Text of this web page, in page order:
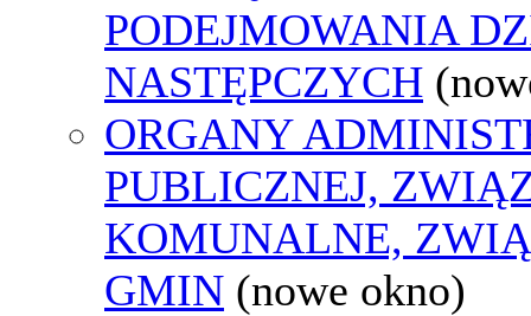
PODEJMOWANIA
NASTĘPCZYCH
ORGANY
PUBLICZNEJ,
KOMUNALNE,
GMIN (nowe okno)